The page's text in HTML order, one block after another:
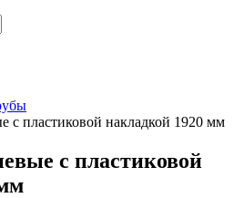
с пластиковой накладкой 1920 мм
с пластиковой